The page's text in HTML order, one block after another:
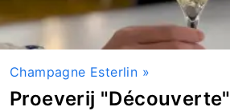
Champagne Esterlin »
Proeverij "Découverte"